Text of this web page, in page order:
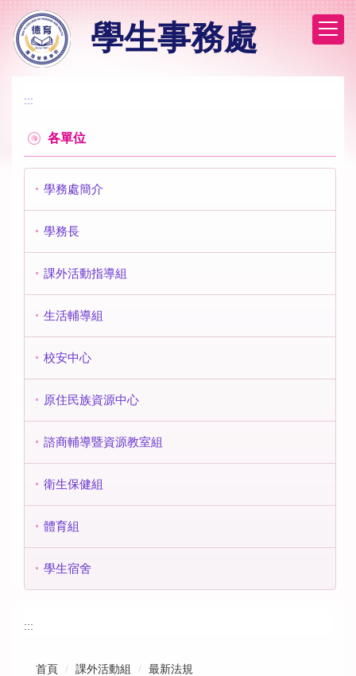
到
主
學生事務處
:::
各單位
學務處簡介
學務長
課外活動指導組
生活輔導組
校安中心
原住民族資源中心
諮商輔導暨資源教室組
衛生保健組
體育組
學生宿舍
:::
首頁 課外活動組 最新法規